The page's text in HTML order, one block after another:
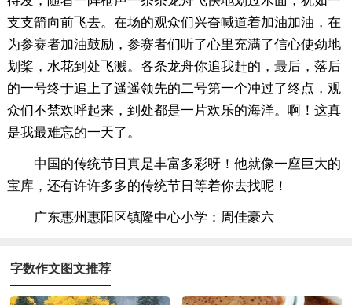
支支箭向前飞去。在场的观众们兴奋喊道着加油加油，在
为参赛者加油鼓励，参赛者们听了心里充满了信心使劲地
划桨，水花到处飞溅。各条龙舟你追我赶的，最后，落后
的一号终于追上了遥遥领先的二号第一个冲过了终点，观
众们不禁欢呼起来，到处都是一片欢乐的海洋。啊！这真
是我最难忘的一天了。
中国的传统节日真是丰富多彩呀！他就像一座巨大的
宝库，还有许许多多的传统节日等着你去找呢！
广东惠州惠阳区镇隆中心小学：周佳豪六
字数作文图文推荐